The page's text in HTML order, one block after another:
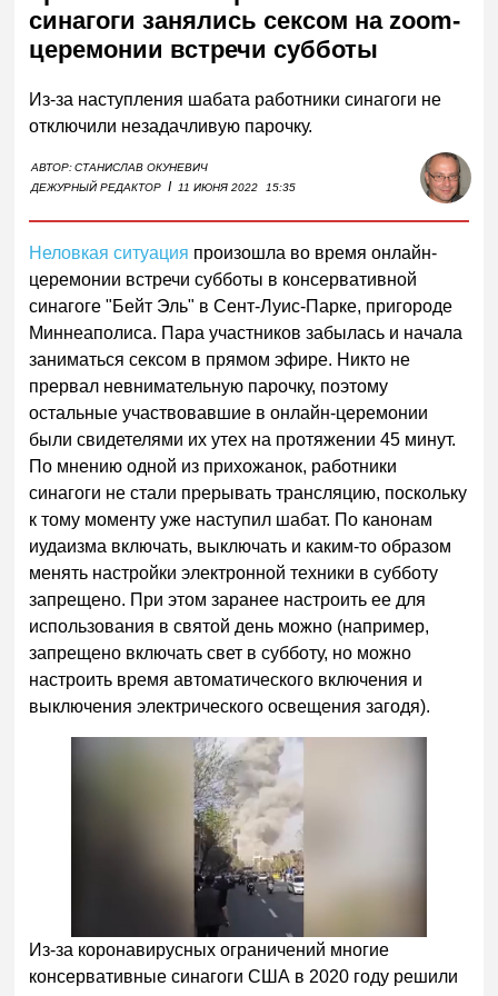
синагоги занялись сексом на zoom-
церемонии встречи субботы
Из-за наступления шабата работники синагоги не
отключили незадачливую парочку.
АВТОР:СТАНИСЛАВ ОКУНЕВИЧ
ДЕЖУРНЫЙ РЕДАКТОР I 11 ИЮНЯ 2022 15:35
Неловкая ситуация произошла во время онлайн-
церемонии встречи субботы в консервативной
синагоге "Бейт Эль" в Сент-Луис-Парке, пригороде
Миннеаполиса. Пара участников забылась и начала
заниматься сексом в прямом эфире. Никто не
прервал невнимательную парочку, поэтому
остальные участвовавшие в онлайн-церемонии
были свидетелями их утех на протяжении 45 минут.
По мнению одной из прихожанок, работники
синагоги не стали прерывать трансляцию, поскольку
к тому моменту уже наступил шабат. По канонам
иудаизма включать, выключать и каким-то образом
менять настройки электронной техники в субботу
запрещено. При этом заранее настроить ее для
использования в святой день можно (например,
запрещено включать свет в субботу, но можно
настроить время автоматического включения и
выключения электрического освещения загодя).
Из-за коронавирусных ограничений многие
консервативные синагоги США в 2020 году решили